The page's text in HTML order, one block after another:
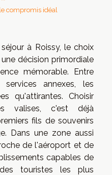
compromis idéal
à Roissy, le choix
décision primordiale
mémorable. Entre
annexes, les
qu'attirantes. Choisir
valises, c'est déjà
fils de souvenirs
Dans une zone aussi
de l'aéroport et de
capables de
touristes les plus